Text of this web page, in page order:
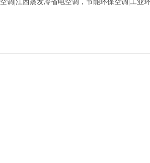
调|江西蒸发冷省电空调，节能环保空调|工业